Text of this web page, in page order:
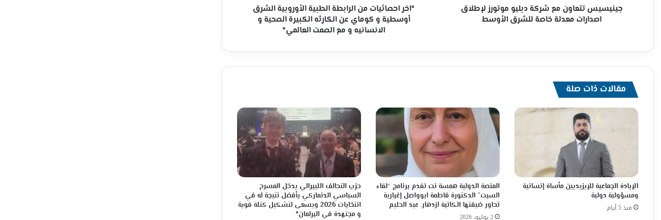
جينيسيس تتعاون مع شركة دبليو موتورز لإطلاق
اصدارات معدلة خاصة للشرق الأوسط
كوماي
الصحية
الانسانيه
العالمي*
*اخر احصائيات من الرابطة الطبية الأوروبية الشرق
أوسطية و كوماي عن الكارثه الكبيرة الصحية و
الانسانيه و مع الصمت العالمي*
مقالات ذات صلة
الإبادة الجماعية للإيزيديين مأساة إنسانية
ومسؤولية دولية
منذ 5 أيام
المنصة الدولية همسة نت تقدم برنامج “لقاء
السبت” الدكتورة فاطمة ابوواصل إغبارية
تحاور ضيفتها الكاتبة ازدهار. عيد الحليم
2 يوليو، 2026
حزب التحالف الليبرالي يدخل المسرح
السياسي الدنماركي بأفضل نتيجة له في
انتخابات 2026 ويسعى لتشكيل كتلة قوية
و مجتهدة في البرلمان*